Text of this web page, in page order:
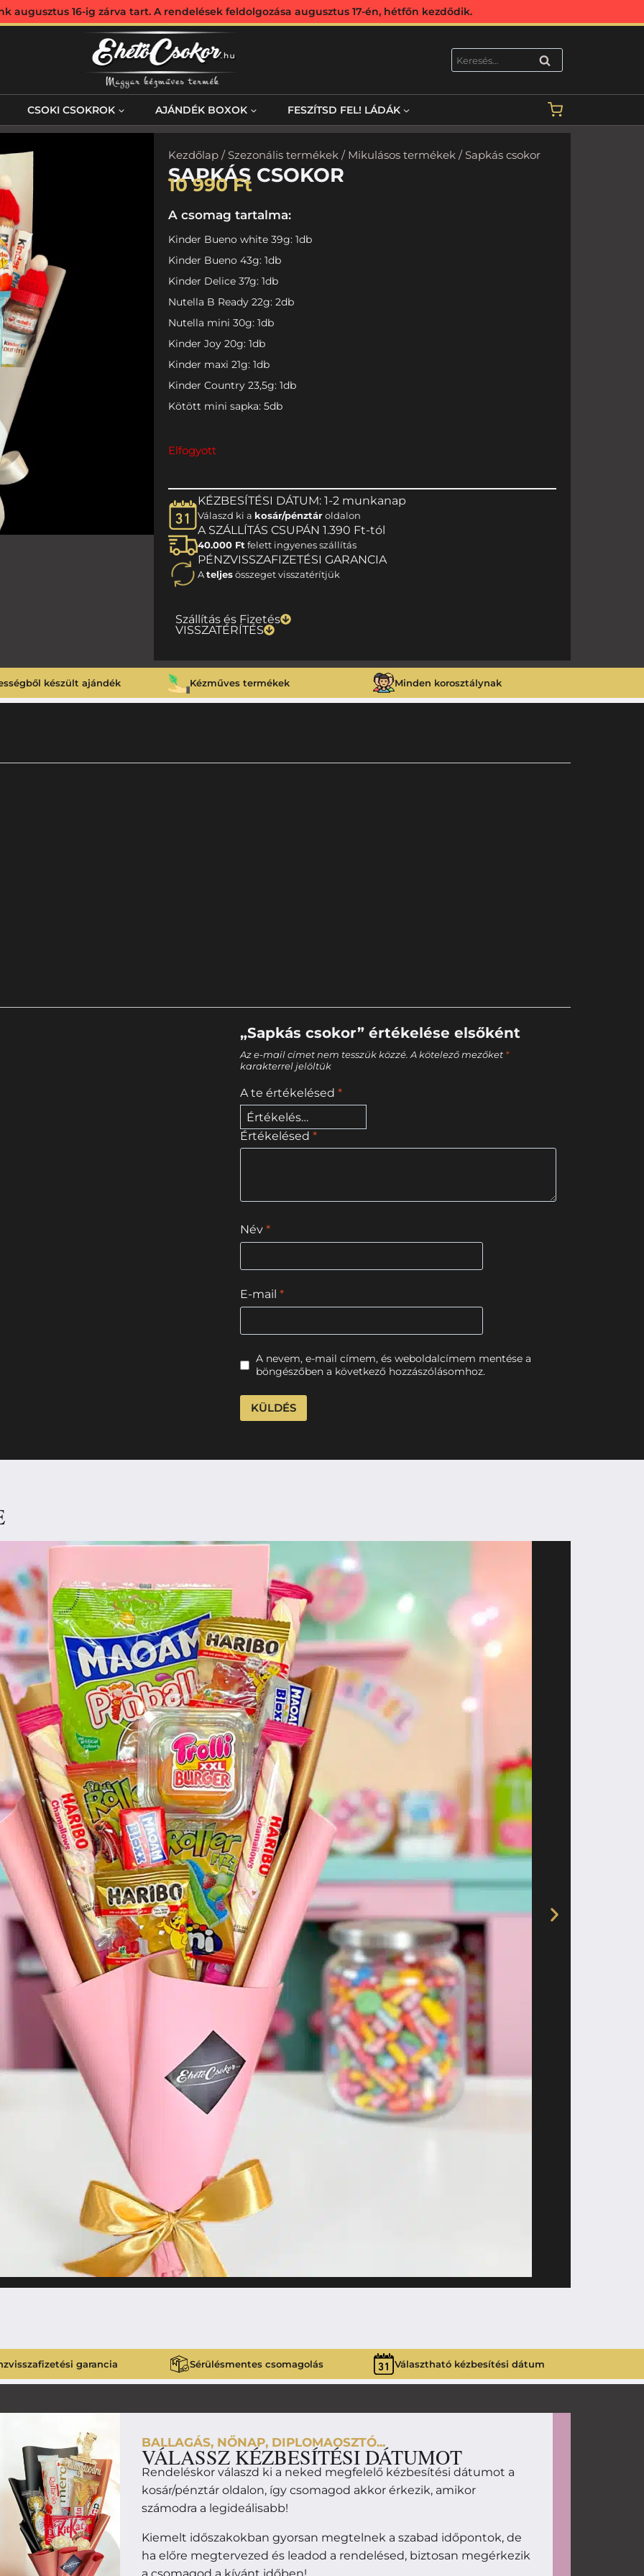
augusztus 16-ig zárva tart. A rendelések feldolgozása augusztus 17-én, hétfőn kezdődik.
KERESÉS
CSOKI CSOKROK AJÁNDÉK BOXOK FESZÍTSD FEL! LÁDÁK
Kezdőlap/ Szezonális termékek/ Mikulásos termékek/ Sapkás csokor
SAPKÁS CSOKOR
10 990Ft
A csomag tartalma:
Kinder Bueno white 39g: 1db
Kinder Bueno 43g: 1db
Kinder Delice 37g: 1db
Nutella B Ready 22g: 2db
Nutella mini 30g: 1db
Kinder Joy 20g: 1db
Kinder maxi 21g: 1db
Kinder Country 23,5g: 1db
Kötött mini sapka: 5db
Elfogyott
KÉZBESÍTÉSI DÁTUM: 1-2 munkanap
Válaszd ki a kosár/pénztároldalon
A SZÁLLÍTÁS CSUPÁN 1.390 Ft-tól
40.000 Ft felett ingyenes szállítás
PÉNZVISSZAFIZETÉSI GARANCIA
Ateljesösszeget visszatérítjük
Szállítás és Fizetés
VISSZATÉRÍTÉS
készült ajándék Kézműves termékek Minden korosztálynak
„Sapkás csokor” értékelése elsőként
Az e-mail címet nem tesszük közzé. A kötelező mezőket *
karakterrel jelöltük
A te értékelésed *
Értékelésed *
Név *
E-mail *
A nevem, e-mail címem, és weboldalcímem mentése a
böngészőben a következő hozzászólásomhoz.
garancia Sérülésmentes csomagolás Választható kézbesítési dátum
BALLAGÁS, NŐNAP, DIPLOMAOSZTÓ...
VÁLASSZ KÉZBESÍTÉSI DÁTUMOT
Rendeléskor válaszd ki a neked megfelelő kézbesítési dátumot a
kosár/pénztár oldalon, így csomagod akkor érkezik, amikor
számodra a legideálisabb!
Kiemelt időszakokban gyorsan megtelnek a szabad időpontok, de
ha előre megtervezed és leadod a rendelésed, biztosan megérkezik